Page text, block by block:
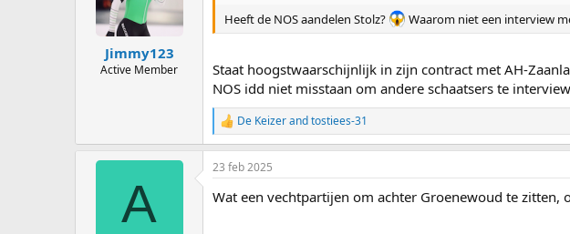
u
Jimmy123
Active Member
Heeft de NOS aandelen Stolz?
Waarom niet een interview
Staat hoogstwaarschijnlijk in zijn contract met AH-
NOS idd niet misstaan om andere schaatsers te
R
e
a
c
i
De Keizerandtostiees-31
A
23 feb 2025
Wat een vechtpartijen om achter Groenewoud te zitten,